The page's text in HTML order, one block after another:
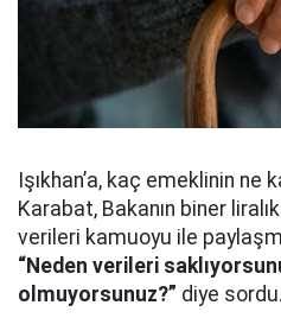
Işıkhan’a, kaç emeklinin ne
Karabat, Bakanın biner
verileri kamuoyu ile
“Neden verileri
olmuyorsunuz?” diye sordu.